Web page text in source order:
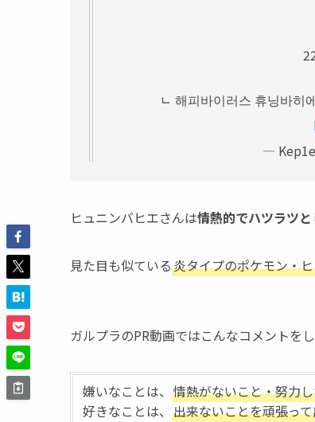
ㄴ 해피바이러스 휴닝바히
—
ヒュニンバヒエさんは情熱的でハツラツ
見た目も似ている炎タイプのポケモン・
ガルプラのPR動画ではこんなコメントをし
嫌いなことは、 情熱がないこと・努力
好きなことは、 出来ないことを頑張っ